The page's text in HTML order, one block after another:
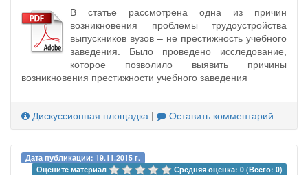
В статье рассмотрена одна из причин
возникновения проблемы трудоустройства
выпускников вузов – не престижность учебного
заведения. Было проведено исследование,
которое позволило выявить причины
возникновения престижности учебного заведения
Дискуссионная площадка | Оставить комментарий
Дата публикации: 19.11.2015 г.
Оцените материал
Средняя оценка: 0 (Всего: 0)